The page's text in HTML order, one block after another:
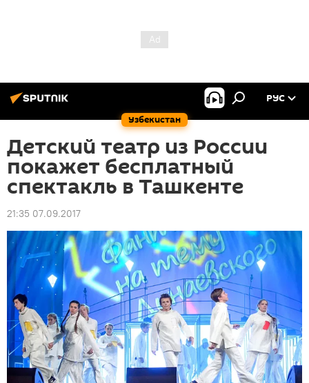
Узбекистан
РУС
Детский театр из России
покажет бесплатный
спектакль в Ташкенте
21:35 07.09.2017